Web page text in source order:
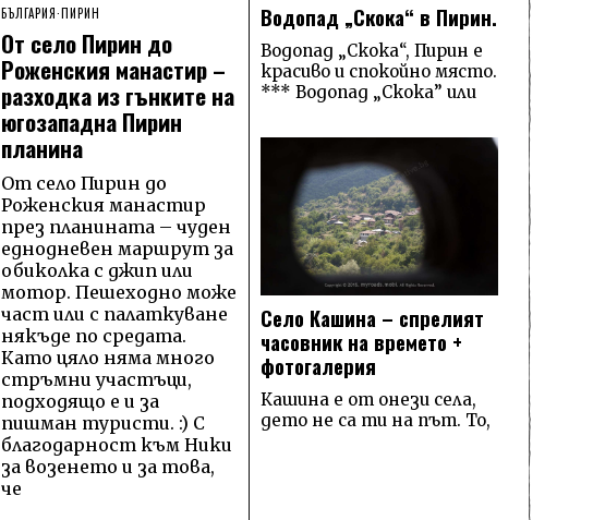
БЪЛГАРИЯ·ПИРИН
От село Пирин до
Роженския манастир –
разходка из гънките на
югозападна Пирин
планина
От село Пирин до
Роженския манастир
през планината – чуден
еднодневен маршрут за
обиколка с джип или
мотор. Пешеходно може
част или с палаткуване
някъде по средата.
Като цяло няма много
стръмни участъци,
подходящо е и за
пишман туристи. :) С
благодарност към Ники
за возенето и за това,
че
Водопад „Скока“ в Пирин.
Водопад „Скока“, Пирин е
красиво и спокойно място.
*** Водопад „Скока” или
Село Кашина – спрелият
часовник на времето +
фотогалерия
Кашина е от онези села,
дето не са ти на път. То,